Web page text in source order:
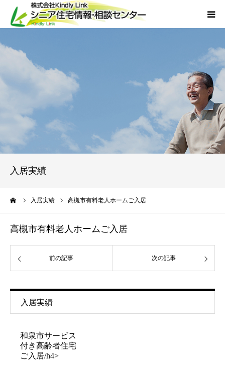
入居実績
入居実績 高槻市有料老人ホームご入居
高槻市有料老人ホームご入居
前の記事 次の記事
入居実績
和泉市サービス
付き高齢者住宅
ご入居/h4>
当社について
外国人人材採用
お問い合わせ